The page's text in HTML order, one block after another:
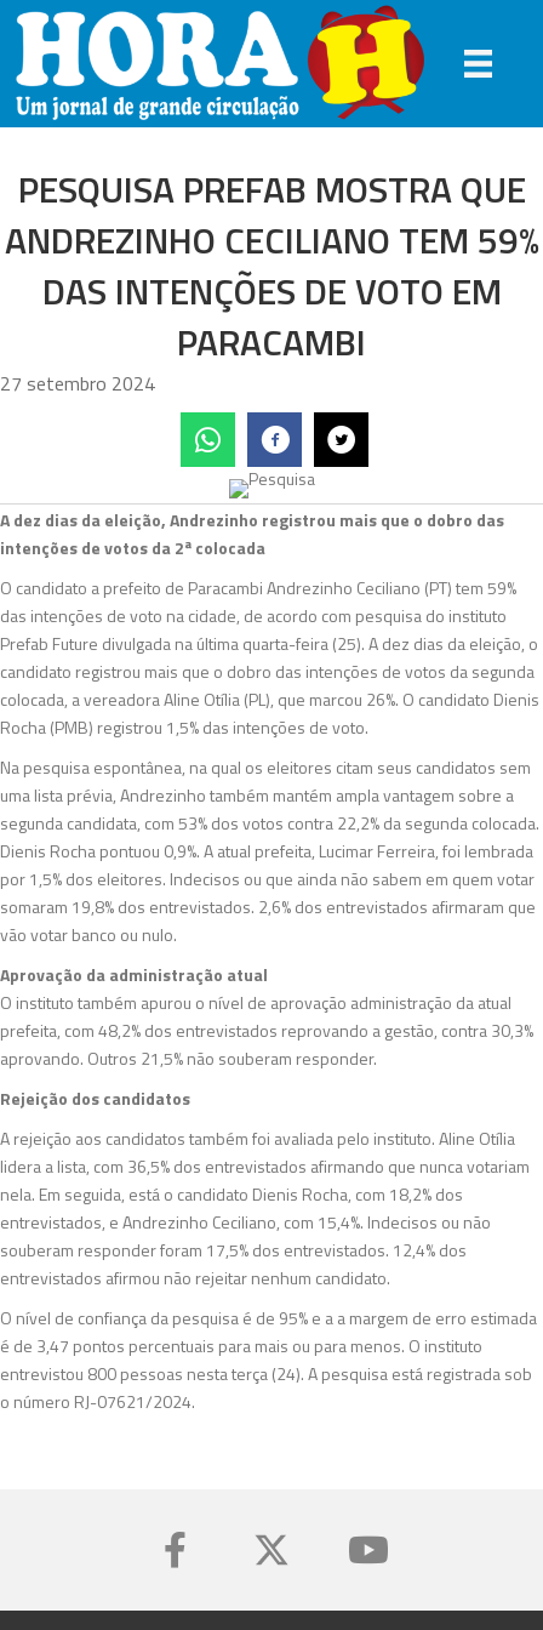
PESQUISA PREFAB MOSTRA QUE
ANDREZINHO CECILIANO TEM 59%
DAS INTENÇÕES DE VOTO EM
PARACAMBI
27 setembro 2024
A dez dias da eleição, Andrezinho registrou mais que o dobro das
intenções de votos da 2ª colocada
O candidato a prefeito de Paracambi Andrezinho Ceciliano (PT) tem 59%
das intenções de voto na cidade, de acordo com pesquisa do instituto
Prefab Future divulgada na última quarta-feira (25). A dez dias da eleição, o
candidato registrou mais que o dobro das intenções de votos da segunda
colocada, a vereadora Aline Otília (PL), que marcou 26%. O candidato Dienis
Rocha (PMB) registrou 1,5% das intenções de voto.
Na pesquisa espontânea, na qual os eleitores citam seus candidatos sem
uma lista prévia, Andrezinho também mantém ampla vantagem sobre a
segunda candidata, com 53% dos votos contra 22,2% da segunda colocada.
Dienis Rocha pontuou 0,9%. A atual prefeita, Lucimar Ferreira, foi lembrada
por 1,5% dos eleitores. Indecisos ou que ainda não sabem em quem votar
somaram 19,8% dos entrevistados. 2,6% dos entrevistados afirmaram que
vão votar banco ou nulo.
Aprovação da administração atual
O instituto também apurou o nível de aprovação administração da atual
prefeita, com 48,2% dos entrevistados reprovando a gestão, contra 30,3%
aprovando. Outros 21,5% não souberam responder.
Rejeição dos candidatos
A rejeição aos candidatos também foi avaliada pelo instituto. Aline Otília
lidera a lista, com 36,5% dos entrevistados afirmando que nunca votariam
nela. Em seguida, está o candidato Dienis Rocha, com 18,2% dos
entrevistados, e Andrezinho Ceciliano, com 15,4%. Indecisos ou não
souberam responder foram 17,5% dos entrevistados. 12,4% dos
entrevistados afirmou não rejeitar nenhum candidato.
O nível de confiança da pesquisa é de 95% e a a margem de erro estimada
é de 3,47 pontos percentuais para mais ou para menos. O instituto
entrevistou 800 pessoas nesta terça (24). A pesquisa está registrada sob
o número RJ-07621/2024.